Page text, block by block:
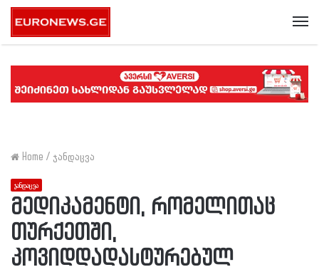
Home / ჯანდაცვა
ჯანდაცვა
მედიკამენტი, რომელითაც
თურქეთში,
კოვიდდადასტურებულ